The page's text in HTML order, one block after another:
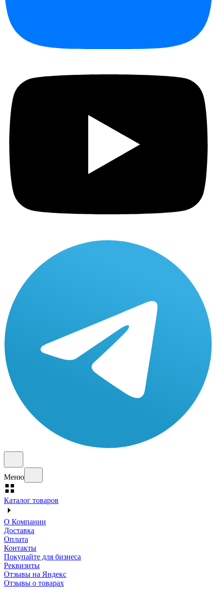
Меню
Каталог товаров
О Компании
Доставка
Оплата
Контакты
Покупайте для бизнеса
Реквизиты
Отзывы на Яндекс
Отзывы о товарах